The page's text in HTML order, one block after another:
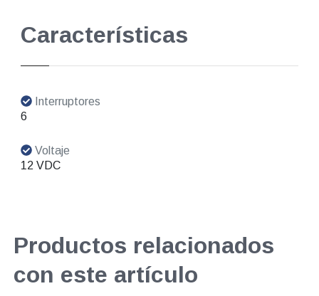
Características
Interruptores
6
Voltaje
12 VDC
Productos relacionados
con este artículo